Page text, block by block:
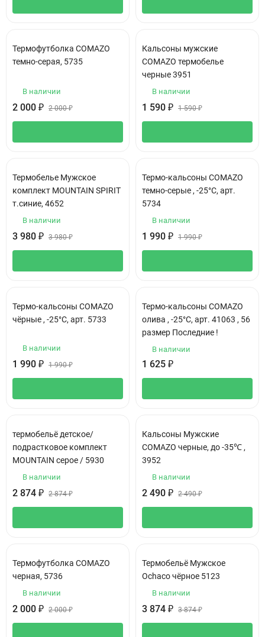
Термофутболка COMAZO
темно-серая, 5735
В наличии
2 000 ₽ 2 000₽
Кальсоны мужские
COMAZO термобелье
черные 3951
В наличии
1 590 ₽ 1 590₽
Термобелье Мужское
комплект MOUNTAIN SPIRIT
т.синие, 4652
В наличии
3 980 ₽ 3 980₽
Термо-кальсоны COMAZO
темно-серые , -25°C, арт.
5734
В наличии
1 990 ₽ 1 990₽
Термо-кальсоны COMAZO
чёрные , -25°C, арт. 5733
В наличии
1 990 ₽ 1 990₽
Термо-кальсоны COMAZO
олива , -25°C, арт. 41063 , 56
размер Последние !
В наличии
1 625 ₽
термобельё детское/
подрастковое комплект
MOUNTAIN серое / 5930
В наличии
2 874 ₽ 2 874₽
Кальсоны Мужские
COMAZO черные, до -35℃ ,
3952
В наличии
2 490 ₽ 2 490₽
Термофутболка COMAZO
черная, 5736
В наличии
2 000 ₽ 2 000₽
Термобельё Мужское
Ochaco чёрное 5123
В наличии
3 874 ₽ 3 874₽